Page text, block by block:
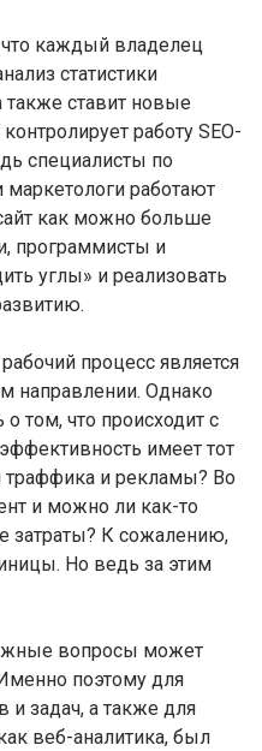
каждый владелец
статистики
также ставит новые
работу SEO-
специалисты по
работают
как можно больше
программисты и
углы» и реализовать
процесс является
направлении. Однако
том, что происходит с
имеет тот
траффика и рекламы? Во
и можно ли как-то
затраты? К сожалению,
Но ведь за этим
вопросы может
поэтому для
задач, а также для
веб-аналитика, был